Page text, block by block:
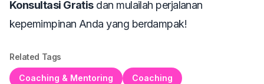
Konsultasi Gratisdan mulailah perjalanan
kepemimpinan Anda yang berdampak!
Related Tags
Coaching & Mentoring Coaching